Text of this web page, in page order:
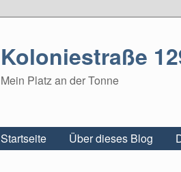
Koloniestraße
Mein Platz an der Tonne
Startseite Über dieses Blog